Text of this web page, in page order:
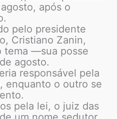
após o
pelo presidente
Cristiano Zanin,
tema —sua posse
agosto.
responsável pela
enquanto o outro se
pela lei, o juiz das